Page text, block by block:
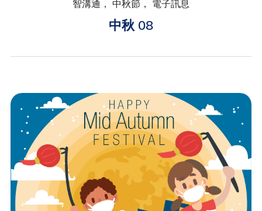
智溝通， 中秋節， 電子訊息
中秋 08